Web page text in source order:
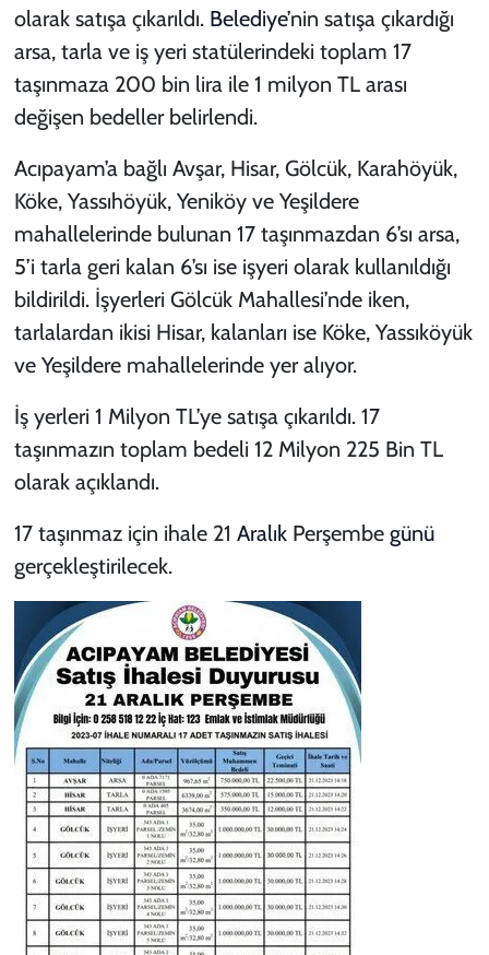
olarak satışa çıkarıldı. Belediye’nin satışa çıkardığı
arsa, tarla ve iş yeri statülerindeki toplam 17
taşınmaza 200 bin lira ile 1 milyon TL arası
değişen bedeller belirlendi.
Acıpayam’a bağlı Avşar, Hisar, Gölcük, Karahöyük,
Köke, Yassıhöyük, Yeniköy ve Yeşildere
mahallelerinde bulunan 17 taşınmazdan 6’sı arsa,
5’i tarla geri kalan 6’sı ise işyeri olarak kullanıldığı
bildirildi. İşyerleri Gölcük Mahallesi’nde iken,
tarlalardan ikisi Hisar, kalanları ise Köke, Yassıköyük
ve Yeşildere mahallelerinde yer alıyor.
İş yerleri 1 Milyon TL’ye satışa çıkarıldı. 17
taşınmazın toplam bedeli 12 Milyon 225 Bin TL
olarak açıklandı.
17 taşınmaz için ihale 21 AralıkPerşembe günü
gerçekleştirilecek.